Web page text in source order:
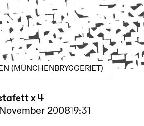
(MÜNCHENBRYGGERIET)
x 4
200819:31